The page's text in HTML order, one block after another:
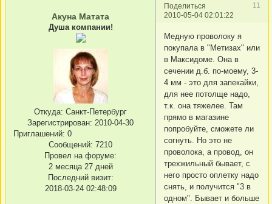
Поделиться
11
2010-05-04 02:01:22
Акуна Матата
Душа компании!
Откуда: Санкт-Петербург
Зарегистрирован: 2010-04-30
Приглашений: 0
Сообщений: 7210
Провел на форуме:
2 месяца 27 дней
Последний визит:
2018-03-24 02:48:09
Медную проволоку я
покупала в "Метизах" или
в Максидоме. Она в
сечении д.б. по-моему, 3-
4 мм - это для запекайки,
для нее потолще надо,
т.к. она тяжелее. Там
прямо в магазине
попробуйте, сможете ли
согнуть. Но это не
проволока, а провод, он
трехжильный бывает, с
него просто оплетку надо
снять, и получится "3 в
одном". Бывает и больше